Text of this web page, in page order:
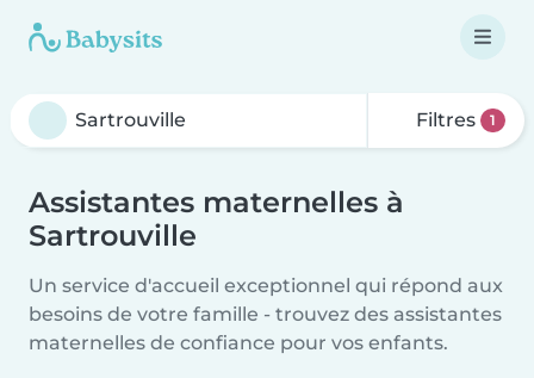
Filtres 1
Assistantes maternelles à
Sartrouville
Un service d'accueil exceptionnel qui répond aux
besoins de votre famille - trouvez des assistantes
maternelles de confiance pour vos enfants.